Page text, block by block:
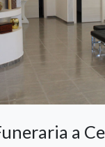
a